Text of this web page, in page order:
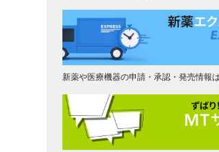
新薬や医療機器の申請・承認・発売情報